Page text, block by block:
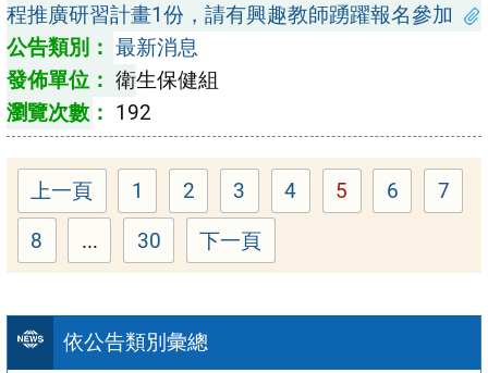
依公告類別彙總
程推廣研習計畫1份，請有興趣教師踴躍報名參加
最新消息
衛生保健組
192
上一頁 Page
1 Page
2 Page
3 Page
4 Page
5 Page
6 7
Page
8 ... Page
30 下一頁